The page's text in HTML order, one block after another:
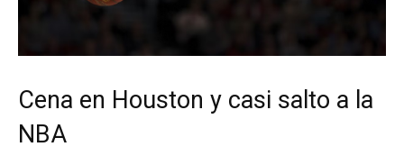
Cena en Houston y casi salto a la
NBA